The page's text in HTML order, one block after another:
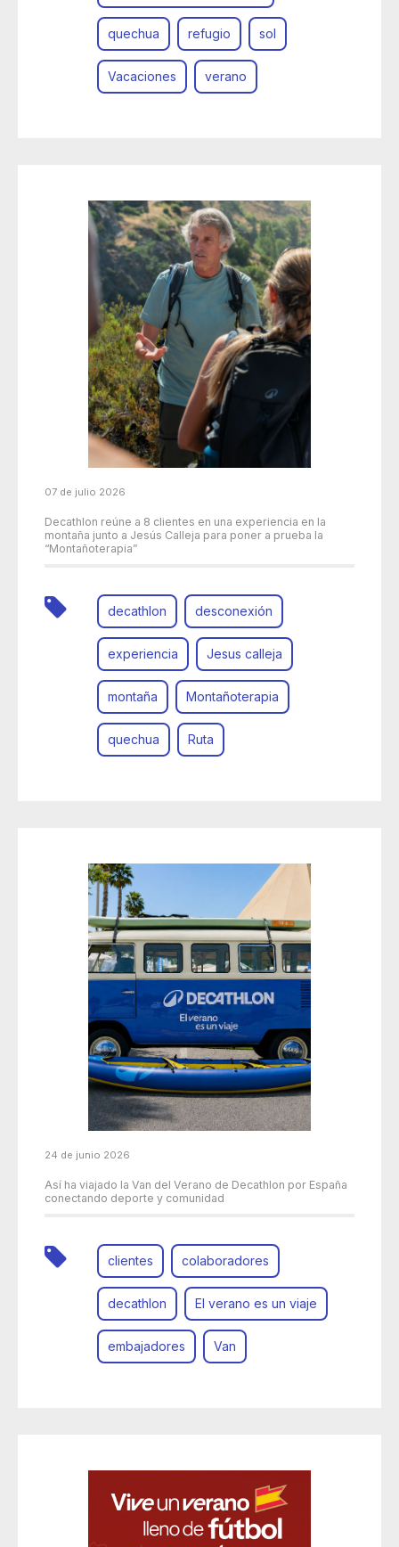
quechua refugio sol
Vacaciones verano
07 de julio 2026
Decathlon reúne a 8 clientes en una experiencia en la
montaña junto a Jesús Calleja para poner a prueba la
“Montañoterapia”
decathlon desconexión
experiencia Jesus calleja
montaña Montañoterapia
quechua Ruta
24 de junio 2026
Así ha viajado la Van del Verano de Decathlon por España
conectando deporte y comunidad
clientes colaboradores
decathlon El verano es un viaje
embajadores Van